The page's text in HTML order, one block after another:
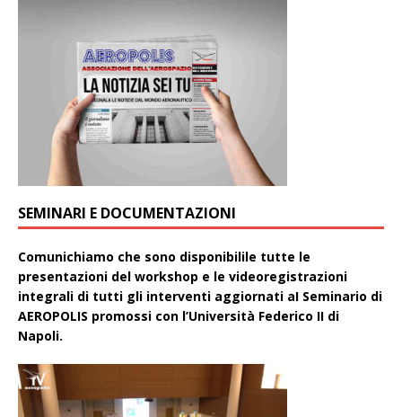
SEMINARI E DOCUMENTAZIONI
Comunichiamo che sono disponibilile tutte le
presentazioni del workshop e le videoregistrazioni
integrali di tutti gli interventi aggiornati aI Seminario di
AEROPOLIS promossi con l’Università Federico II di
Napoli.